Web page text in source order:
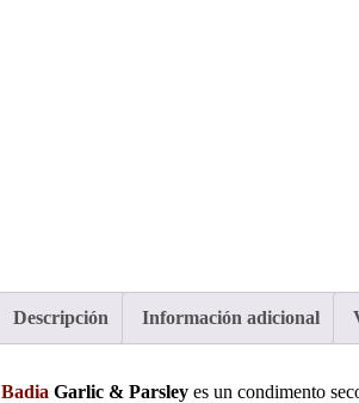
Descripción Información adicional
Badia Garlic & Parsley es un condimento